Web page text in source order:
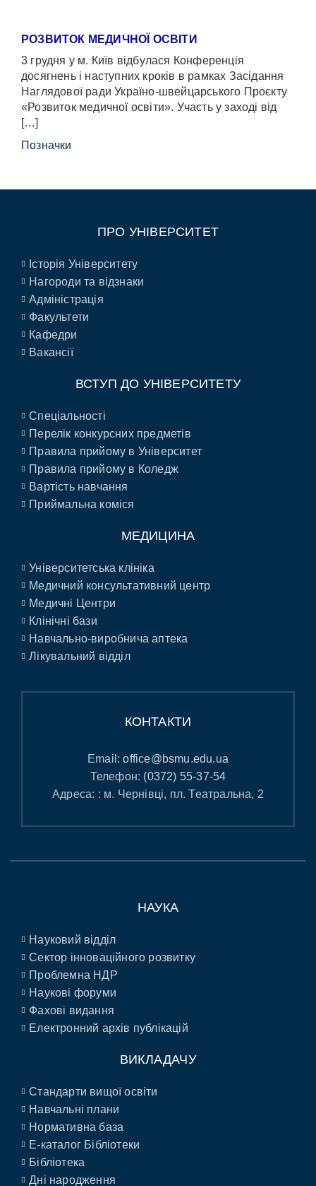
РОЗВИТОК МЕДИЧНОЇ ОСВІТИ
3 грудня у м. Київ відбулася Конференція
досягнень і наступних кроків в рамках Засідання
Наглядової ради Україно-швейцарського Проєкту
«Розвиток медичної освіти». Участь у заході від
[…]
Позначки
ПРО УНІВЕРСИТЕТ
Історія Університету
Нагороди та відзнаки
Адміністрація
Факультети
Кафедри
Вакансії
ВСТУП ДО УНІВЕРСИТЕТУ
Спеціальності
Перелік конкурсних предметів
Правила прийому в Університет
Правила прийому в Коледж
Вартість навчання
Приймальна коміся
МЕДИЦИНА
Університетська клініка
Медичний консультативний центр
Медичні Центри
Клінічні бази
Навчально-виробнича аптека
Лікувальний відділ
КОНТАКТИ
Email:office@bsmu.edu.ua
Телефон: (0372) 55-37-54
Адреса: : м. Чернівці, пл. Театральна, 2
НАУКА
Науковий відділ
Сектор інноваційного розвитку
Проблемна НДР
Наукові форуми
Фахові видання
Електронний архів публікацій
ВИКЛАДАЧУ
Стандарти вищої освіти
Навчальні плани
Нормативна база
E-каталог Бібліотеки
Бібліотека
Дні народження